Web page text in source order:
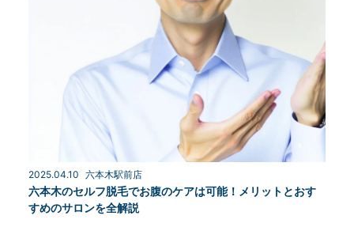
2025.04.10 六本木駅前店
六本木のセルフ脱毛でお腹のケアは可能！メリットとおす
すめのサロンを全解説